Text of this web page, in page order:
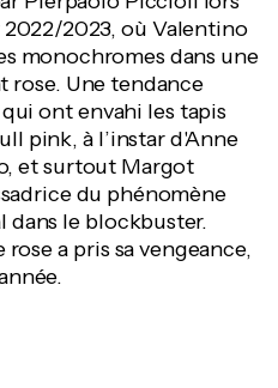
2023, où Valentino
monochromes dans une
rose. Une tendance
ont envahi les tapis
pink, à l’instar d'Anne
et surtout Margot
du phénomène
dans le blockbuster.
a pris sa vengeance,